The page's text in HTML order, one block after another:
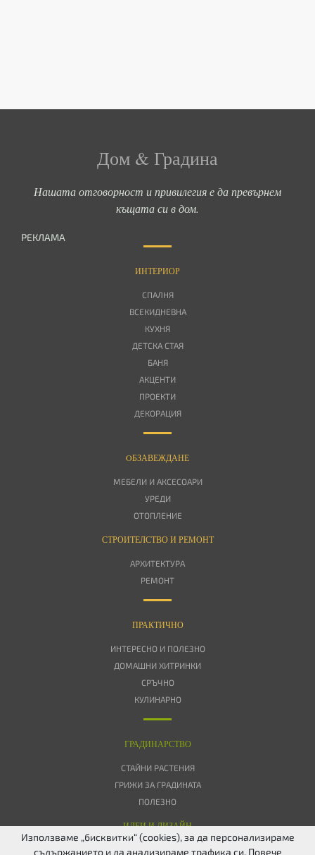
Дом & Градина
Нашата отговорност и привилегия е да превърнем
къщата си в дом.
РЕКЛАМА
ИНТЕРИОР
СПАЛНЯ
ВСЕКИДНЕВНА
КУХНЯ
ДЕТСКА СТАЯ
БАНЯ
АКЦЕНТИ
ПРОЕКТИ
ДЕКОРАЦИЯ
OБЗАВЕЖДАНЕ
МЕБЕЛИ И АКСЕСОАРИ
УРЕДИ
ОТОПЛЕНИЕ
СТРОИТЕЛСТВО И РЕМОНТ
АРХИТЕКТУРА
РЕМОНТ
ПРАКТИЧНО
ИНТЕРЕСНО И ПОЛЕЗНО
ДОМАШНИ ХИТРИНКИ
СРЪЧНО
КУЛИНАРНО
ГРАДИНАРСТВО
СТАЙНИ РАСТЕНИЯ
ГРИЖИ ЗА ГРАДИНАТА
ПОЛЕЗНО
ИДЕИ И ДИЗАЙН
Използваме „бисквитки“ (cookies), за да персонализираме
съдържанието и да анализираме трафика си. Повече